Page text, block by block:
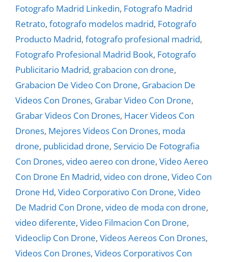
Fotografo Madrid Linkedin, Fotografo Madrid
Retrato, fotografo modelos madrid, Fotografo
Producto Madrid, fotografo profesional madrid,
Fotografo Profesional Madrid Book, Fotografo
Publicitario Madrid, grabacion con drone,
Grabacion De Video Con Drone, Grabacion De
Videos Con Drones, Grabar Video Con Drone,
Grabar Videos Con Drones, Hacer Videos Con
Drones, Mejores Videos Con Drones, moda
drone, publicidad drone, Servicio De Fotografia
Con Drones, video aereo con drone, Video Aereo
Con Drone En Madrid, video con drone, Video Con
Drone Hd, Video Corporativo Con Drone, Video
De Madrid Con Drone, video de moda con drone,
video diferente, Video Filmacion Con Drone,
Videoclip Con Drone, Videos Aereos Con Drones,
Videos Con Drones, Videos Corporativos Con